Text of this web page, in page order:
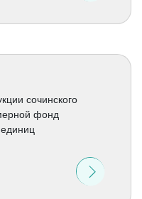
сочинского
фонд